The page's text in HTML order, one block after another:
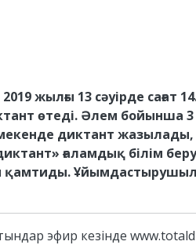
2019 жылғы 13 сәуірде сағат
өтеді. Әлем бойынша
диктант
ғаламдық білім
қамтиды.
эфир кезінде